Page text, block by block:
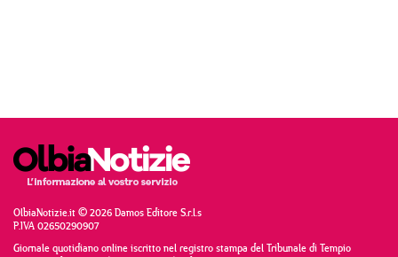
OlbiaNotizie.it © 2026 Damos Editore S.r.l.s
P.IVA 02650290907
Giornale quotidiano online iscritto nel registro stampa del Tribunale di Tempio